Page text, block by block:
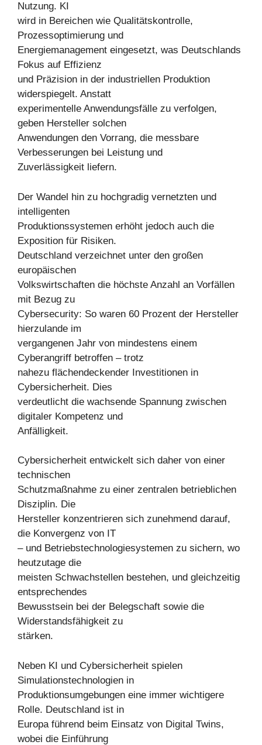
Nutzung. KI
wird in Bereichen wie Qualitätskontrolle,
Prozessoptimierung und
Energiemanagement eingesetzt, was Deutschlands
Fokus auf Effizienz
und Präzision in der industriellen Produktion
widerspiegelt. Anstatt
experimentelle Anwendungsfälle zu verfolgen,
geben Hersteller solchen
Anwendungen den Vorrang, die messbare
Verbesserungen bei Leistung und
Zuverlässigkeit liefern.
Der Wandel hin zu hochgradig vernetzten und
intelligenten
Produktionssystemen erhöht jedoch auch die
Exposition für Risiken.
Deutschland verzeichnet unter den großen
europäischen
Volkswirtschaften die höchste Anzahl an Vorfällen
mit Bezug zu
Cybersecurity: So waren 60 Prozent der Hersteller
hierzulande im
vergangenen Jahr von mindestens einem
Cyberangriff betroffen – trotz
nahezu flächendeckender Investitionen in
Cybersicherheit. Dies
verdeutlicht die wachsende Spannung zwischen
digitaler Kompetenz und
Anfälligkeit.
Cybersicherheit entwickelt sich daher von einer
technischen
Schutzmaßnahme zu einer zentralen betrieblichen
Disziplin. Die
Hersteller konzentrieren sich zunehmend darauf,
die Konvergenz von IT
– und Betriebstechnologiesystemen zu sichern, wo
heutzutage die
meisten Schwachstellen bestehen, und gleichzeitig
entsprechendes
Bewusstsein bei der Belegschaft sowie die
Widerstandsfähigkeit zu
stärken.
Neben KI und Cybersicherheit spielen
Simulationstechnologien in
Produktionsumgebungen eine immer wichtigere
Rolle. Deutschland ist in
Europa führend beim Einsatz von Digital Twins,
wobei die Einführung